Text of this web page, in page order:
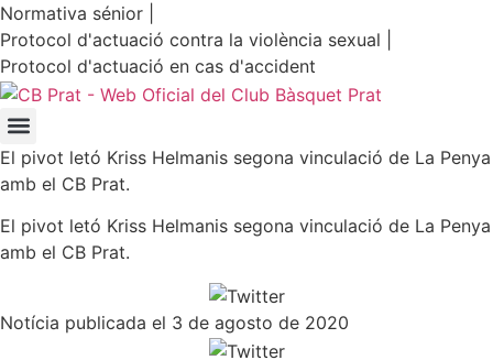
Normativa sénior |
Protocol d'actuació contra la violència sexual |
Protocol d'actuació en cas d'accident
El pivot letó Kriss Helmanis segona vinculació de La Penya
amb el CB Prat.
El pivot letó Kriss Helmanis segona vinculació de La Penya
amb el CB Prat.
Notícia publicada el 3 de agosto de 2020